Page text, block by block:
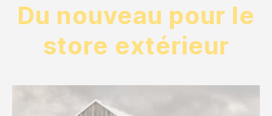
Du nouveau pour le
store extérieur